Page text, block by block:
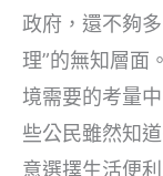
政府，還不夠
理”的無知層面
境需要的考量
些公民雖然知
意選擇生活便